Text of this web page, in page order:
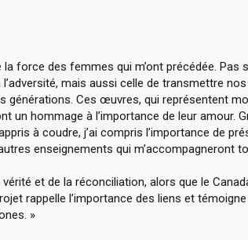
force des femmes qui m’ont précédée. Pas
mais aussi celle de transmettre
générations. Ces œuvres, qui représentent
un hommage à l’importance de leur amour.
à coudre, j’ai compris l’importance de
enseignements qui m’accompagneront
et de la réconciliation, alors que le
rappelle l’importance des liens et
»